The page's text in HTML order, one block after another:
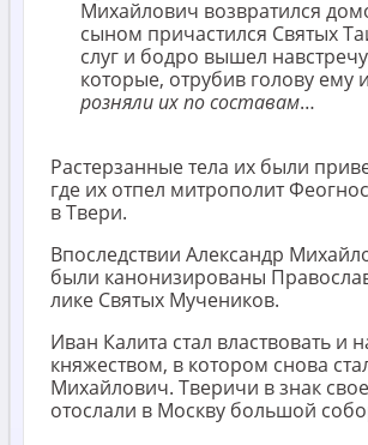
Михайлович возвратился
сыном причастился Святых
слуг и бодро вышел
которые, отрубив голову
розняли их по составам…
Растерзанные тела их были
где их отпел митрополит
в Твери.
Впоследствии Александр
были канонизированы
лике Святых Мучеников.
Иван Калита стал властвовать и
княжеством, в котором снова
Михайлович. Тверичи в знак
отослали в Москву большой